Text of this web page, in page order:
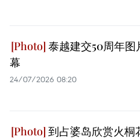
泰越建交50周年图
幕
24/07/2026 08:20
到占婆岛欣赏火桐